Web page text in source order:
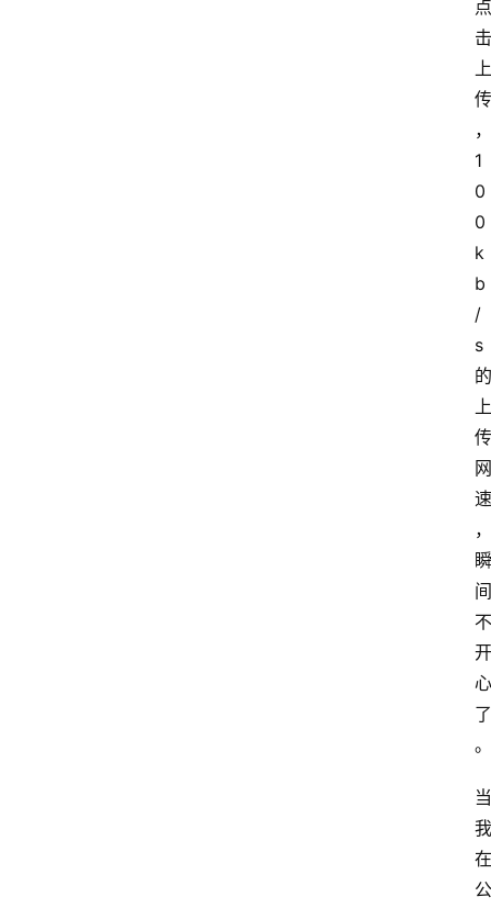
点
击
上
传
，
1
0
0
k
b
/
s
的
上
传
网
速
，
瞬
间
不
开
心
了
。
当
我
在
公